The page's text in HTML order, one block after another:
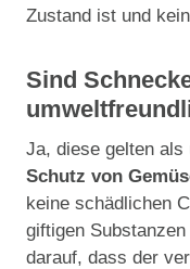
Zustand ist und
Sind
Ja, diese gelten als
Schutz von
keine schädlichen
giftigen
darauf, dass der